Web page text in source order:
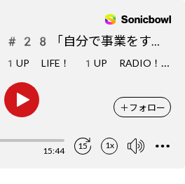
#28「自分で事業をするということは、どういうことか？」
1
UP LIFE！ 1UP RADIO！（お金の話）
＋フォロー
15:44 15 1x